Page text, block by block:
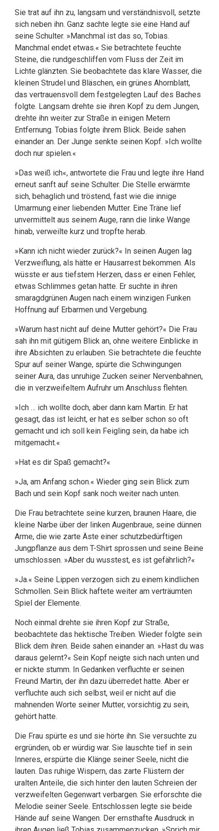
Sie trat auf ihn zu, langsam und verständnisvoll, setzte
sich neben ihn. Ganz sachte legte sie eine Hand auf
seine Schulter. »Manchmal ist das so, Tobias.
Manchmal endet etwas.« Sie betrachtete feuchte
Steine, die rundgeschliffen vom Fluss der Zeit im
Lichte glänzten. Sie beobachtete das klare Wasser, die
kleinen Strudel und Bläschen, ein grünes Ahornblatt,
das vertrauensvoll dem festgelegten Lauf des Baches
folgte. Langsam drehte sie ihren Kopf zu dem Jungen,
drehte ihn weiter zur Straße in einigen Metern
Entfernung. Tobias folgte ihrem Blick. Beide sahen
einander an. Der Junge senkte seinen Kopf. »Ich wollte
doch nur spielen.«
»Das weiß ich«, antwortete die Frau und legte ihre Hand
erneut sanft auf seine Schulter. Die Stelle erwärmte
sich, behaglich und tröstend, fast wie die innige
Umarmung einer liebenden Mutter. Eine Träne lief
unvermittelt aus seinem Auge, rann die linke Wange
hinab, verweilte kurz und tropfte herab.
»Kann ich nicht wieder zurück?« In seinen Augen lag
Verzweiflung, als hätte er Hausarrest bekommen. Als
wüsste er aus tiefstem Herzen, dass er einen Fehler,
etwas Schlimmes getan hatte. Er suchte in ihren
smaragdgrünen Augen nach einem winzigen Funken
Hoffnung auf Erbarmen und Vergebung.
»Warum hast nicht auf deine Mutter gehört?« Die Frau
sah ihn mit gütigem Blick an, ohne weitere Einblicke in
ihre Absichten zu erlauben. Sie betrachtete die feuchte
Spur auf seiner Wange, spürte die Schwingungen
seiner Aura, das unruhige Zucken seiner Nervenbahnen,
die in verzweifeltem Aufruhr um Anschluss flehten.
»Ich … ich wollte doch, aber dann kam Martin. Er hat
gesagt, das ist leicht, er hat es selber schon so oft
gemacht und ich soll kein Feigling sein, da habe ich
mitgemacht.«
»Hat es dir Spaß gemacht?«
»Ja, am Anfang schon.« Wieder ging sein Blick zum
Bach und sein Kopf sank noch weiter nach unten.
Die Frau betrachtete seine kurzen, braunen Haare, die
kleine Narbe über der linken Augenbraue, seine dünnen
Arme, die wie zarte Äste einer schutzbedürftigen
Jungpflanze aus dem T-Shirt sprossen und seine Beine
umschlossen. »Aber du wusstest, es ist gefährlich?«
»Ja.« Seine Lippen verzogen sich zu einem kindlichen
Schmollen. Sein Blick haftete weiter am verträumten
Spiel der Elemente.
Noch einmal drehte sie ihren Kopf zur Straße,
beobachtete das hektische Treiben. Wieder folgte sein
Blick dem ihren. Beide sahen einander an. »Hast du was
daraus gelernt?« Sein Kopf neigte sich nach unten und
er nickte stumm. In Gedanken verfluchte er seinen
Freund Martin, der ihn dazu überredet hatte. Aber er
verfluchte auch sich selbst, weil er nicht auf die
mahnenden Worte seiner Mutter, vorsichtig zu sein,
gehört hatte.
Die Frau spürte es und sie hörte ihn. Sie versuchte zu
ergründen, ob er würdig war. Sie lauschte tief in sein
Inneres, erspürte die Klänge seiner Seele, nicht die
lauten. Das ruhige Wispern, das zarte Flüstern der
uralten Anteile, die sich hinter den lauten Schreien der
verzweifelten Gegenwart verbargen. Sie erforschte die
Melodie seiner Seele. Entschlossen legte sie beide
Hände auf seine Wangen. Der ernsthafte Ausdruck in